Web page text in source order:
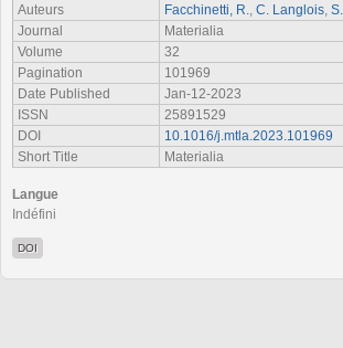
Auteurs
Facchinetti, R. C. Langlois
Journal
Materialia
Volume
32
Pagination
101969
Date Published
Jan-12-2023
ISSN
25891529
DOI
10.1016/j.mtla.2023.101969
Short Title
Materialia
Langue
Indéfini
DOI